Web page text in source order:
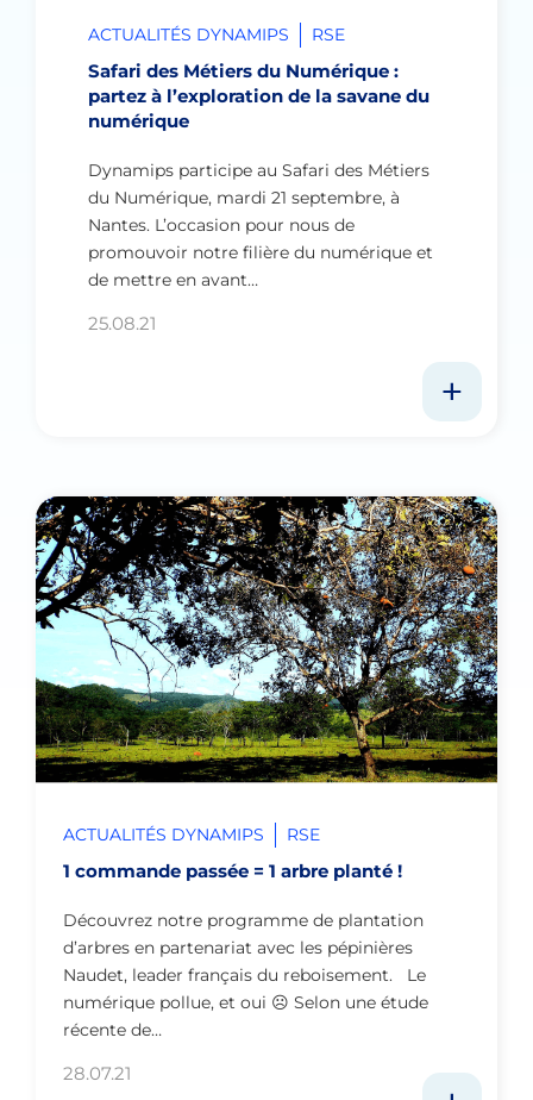
ACTUALITÉS DYNAMIPS RSE
Safari des Métiers du Numérique :
partez à l’exploration de la savane du
numérique
Dynamips participe au Safari des Métiers
du Numérique, mardi 21 septembre, à
Nantes. L’occasion pour nous de
promouvoir notre filière du numérique et
de mettre en avant…
25.08.21
ACTUALITÉS DYNAMIPS RSE
1 commande passée = 1 arbre planté !
Découvrez notre programme de plantation
d’arbres en partenariat avec les pépinières
Naudet, leader français du reboisement. Le
numérique pollue, et oui ☹ Selon une étude
récente de…
28.07.21